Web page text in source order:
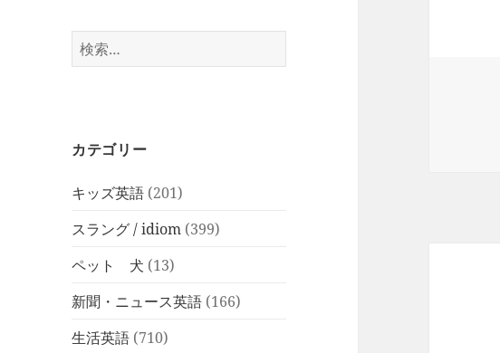
検
索:
カテゴリー
キッズ英語 (201)
スラング / idiom (399)
ペット 犬 (13)
新聞・ニュース英語 (166)
生活英語 (710)